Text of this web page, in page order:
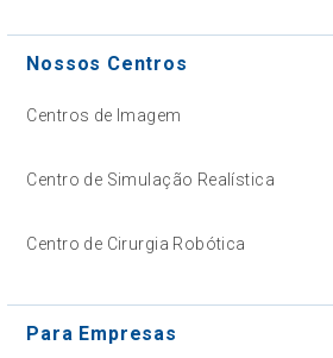
Nossos Centros
Centros de Imagem
Centro de Simulação Realística
Centro de Cirurgia Robótica
Para Empresas